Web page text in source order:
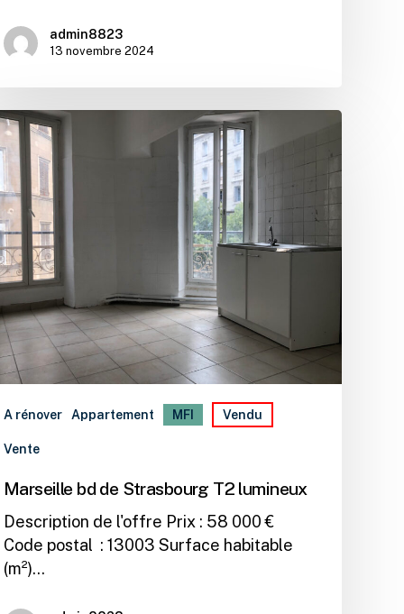
admin8823
13 novembre 2024
A rénover Appartement MFI Vendu
Vente
Marseille bd de Strasbourg T2 lumineux
Description de l'offre Prix : 58 000 €
Code postal : 13003 Surface habitable
(m²)…